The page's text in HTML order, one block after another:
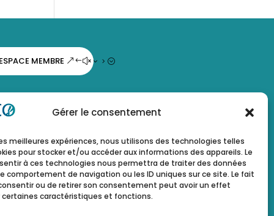
Gérer le consentement
meilleures expériences, nous utilisons des technologies telles
pour stocker et/ou accéder aux informations des appareils. Le
à ces technologies nous permettra de traiter des données
comportement de navigation ou les ID uniques sur ce site. Le fait
ou de retirer son consentement peut avoir un effet
caractéristiques et fonctions.
MEMBRE